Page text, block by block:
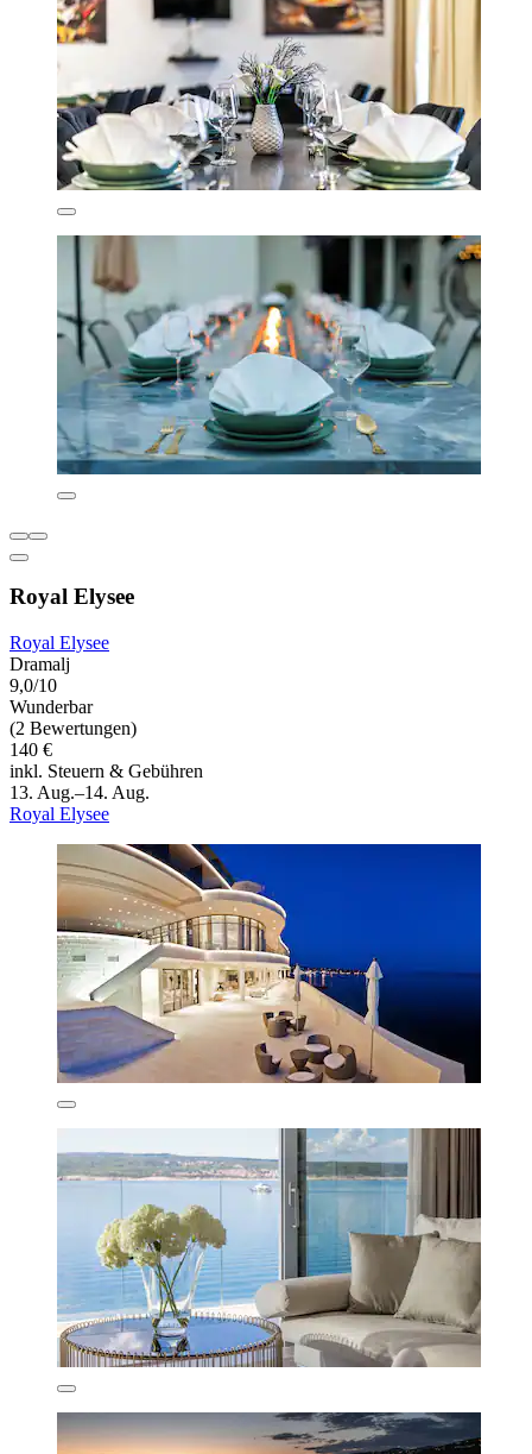
Royal Elysee
Royal Elysee
Dramalj
9,0/10
Wunderbar
(2 Bewertungen)
140 €
inkl. Steuern & Gebühren
13. Aug.–14. Aug.
Royal Elysee